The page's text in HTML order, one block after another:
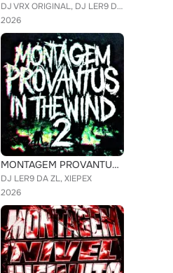
DJ VRX ORIGINAL, DJ LER9 DA ZL, XIEPEX
2026
MONTAGEM PROVANTUS IN THE WIND 2
DJ LER9 DA ZL, XIEPEX
2026